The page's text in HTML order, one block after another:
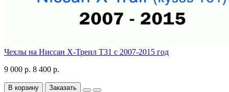
Чехлы на Ниссан Х-Треил Т31 с 2007-2015 год
9 000 р. 8 400 р.
В корзину Заказать